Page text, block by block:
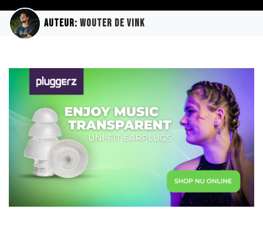
Auteur: Wouter de Vink